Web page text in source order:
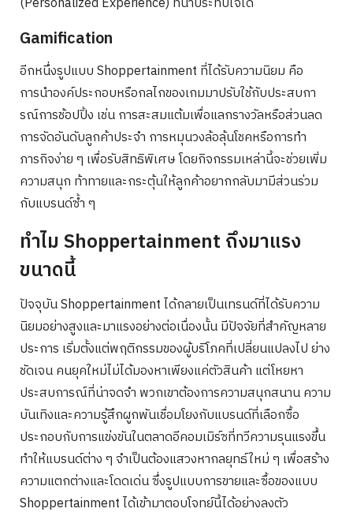
Gamification
อีกหนึ่งรูปแบบ Shoppertainment ที่ได้รับความนิยม คือ
การนำองค์ประกอบหรือกลไกของเกมมาปรับใช้กับประสบกา
รณ์การช้อปปิ้ง เช่น การสะสมแต้มเพื่อแลกรางวัลหรือส่วนลด
การจัดอันดับลูกค้าประจำ การหมุนวงล้อลุ้นโชคหรือการทำ
ภารกิจง่าย ๆ เพื่อรับสิทธิพิเศษ โดยกิจกรรมเหล่านี้จะช่วยเพิ่ม
ความสนุก ท้าทายและกระตุ้นให้ลูกค้าอยากกลับมามีส่วนร่วม
กับแบรนด์ซ้ำ ๆ
ทำไม Shoppertainment ถึงมาแรง
ขนาดนี้
ปัจจุบัน Shoppertainment ได้กลายเป็นเทรนด์ที่ได้รับความ
นิยมอย่างสูงและมาแรงอย่างต่อเนื่องนั้น มีปัจจัยที่สำคัญหลาย
ประการ เริ่มตั้งแต่พฤติกรรมของผู้บริโภคที่เปลี่ยนแปลงไป ย่าง
ชัดเจน คนยุคใหม่ไม่ได้มองหาเพียงแค่ตัวสินค้า แต่โหยหา
ประสบการณ์ที่น่าจดจำ พวกเขาต้องการความสนุกสนาน ความ
บันเทิงและความรู้สึกผูกพันเชื่อมโยงกับแบรนด์ที่เลือกซื้อ
ประกอบกับการแข่งขันในตลาดอีคอมเมิร์ซที่ทวีความรุนแรงขึ้น
ทำให้แบรนด์ต่าง ๆ จำเป็นต้องแสวงหากลยุทธ์ใหม่ ๆ เพื่อสร้าง
ความแตกต่างและโดดเด่น ซึ่งรูปแบบการขายและซื้อของแบบ
Shoppertainment ได้เข้ามาตอบโจทย์นี้ได้อย่างลงตัว